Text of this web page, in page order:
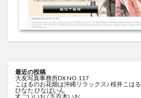
最近の投稿
大友写真事務所DX NO.117
こはるのお花畑は沖縄リラックス♪ 桜井こはる
ひなた ひなぱいん
すごいいお / 五百木いお